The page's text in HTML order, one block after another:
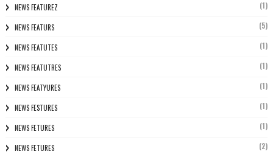
NEWS FEATUREZ (1)
NEWS FEATURS (5)
NEWS FEATUTES (1)
NEWS FEATUTRES (1)
NEWS FEATYURES (1)
NEWS FESTURES (1)
NEWS FETURES (1)
NEWS FETURES (2)